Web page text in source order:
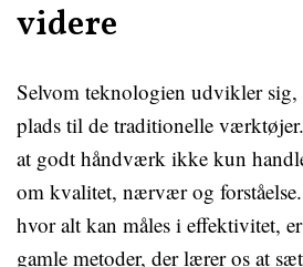
videre
Selvom teknologien udvikler
plads til de traditionelle
at godt håndværk ikke kun
om kvalitet, nærvær og
hvor alt kan måles i effektivitet,
gamle metoder, der lærer os at